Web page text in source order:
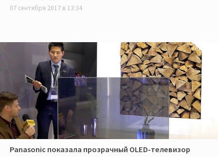
07 сентября 2017 в 13:34
Panasonic показала прозрачный OLED-телевизор